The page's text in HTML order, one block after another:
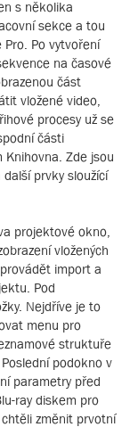
s několika
sekce a tou
Po vytvoření
na časové
část
vložené video,
procesy už se
části
Knihovna. Zde jsou
prvky sloužící
projektové okno,
vložených
import a
Pod
Nejdříve je to
menu pro
struktuře
podokno v
parametry před
ray diskem pro
změnit prvotní